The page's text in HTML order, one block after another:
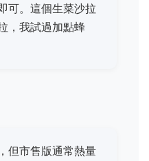
可。這個生菜沙拉
，我試過加點蜂
但市售版通常熱量